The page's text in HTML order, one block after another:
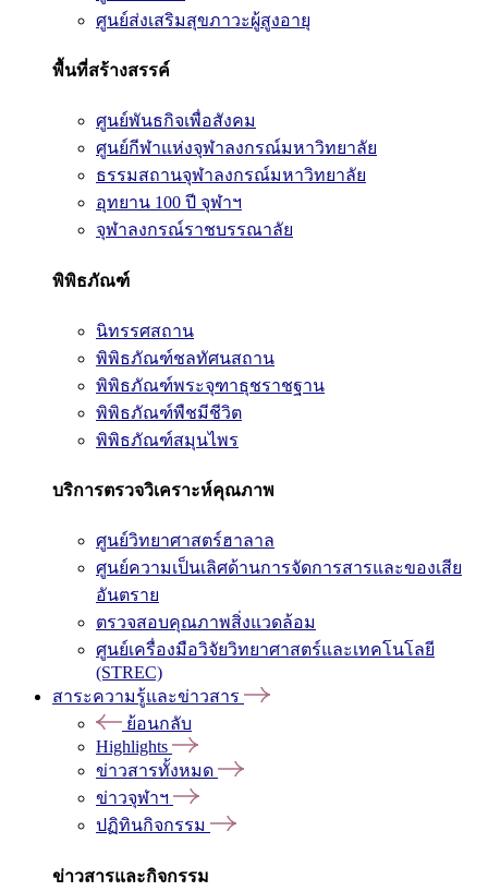
ศูนย์ส่งเสริมสุขภาวะผู้สูงอายุ
พื้นที่สร้างสรรค์
ศูนย์พันธกิจเพื่อสังคม
ศูนย์กีฬาแห่งจุฬาลงกรณ์มหาวิทยาลัย
ธรรมสถานจุฬาลงกรณ์มหาวิทยาลัย
อุทยาน 100 ปี จุฬาฯ
จุฬาลงกรณ์ราชบรรณาลัย
พิพิธภัณฑ์
นิทรรศสถาน
พิพิธภัณฑ์ชลทัศนสถาน
พิพิธภัณฑ์พระจุฑาธุชราชฐาน
พิพิธภัณฑ์พืชมีชีวิต
พิพิธภัณฑ์สมุนไพร
บริการตรวจวิเคราะห์คุณภาพ
ศูนย์วิทยาศาสตร์ฮาลาล
ศูนย์ความเป็นเลิศด้านการจัดการสารและของเสีย
อันตราย
ตรวจสอบคุณภาพสิ่งแวดล้อม
ศูนย์เครื่องมือวิจัยวิทยาศาสตร์และเทคโนโลยี
(STREC)
สาระความรู้และข่าวสาร
ย้อนกลับ
Highlights
ข่าวสารทั้งหมด
ข่าวจุฬาฯ
ปฏิทินกิจกรรม
ข่าวสารและกิจกรรม